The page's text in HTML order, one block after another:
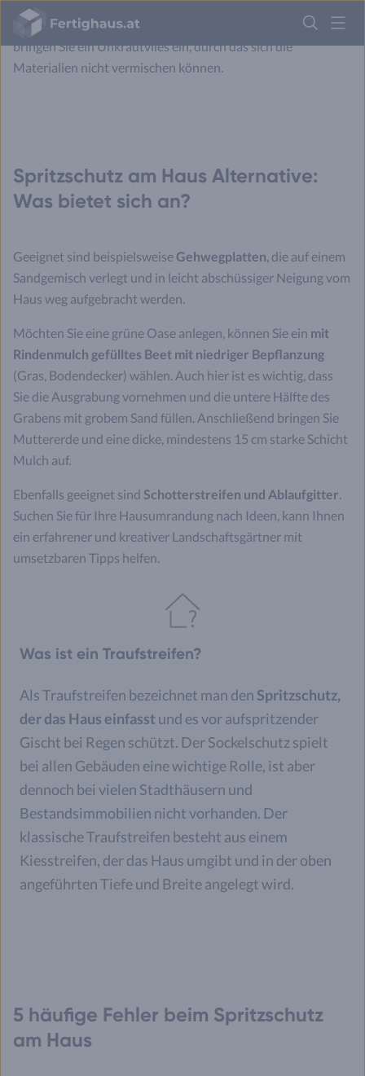
Fertighaus
Logo
Anmelden
halber Höhe mit grobem Sand auf, ehe Sie eine 40 cm dicke
Kiesschicht auftragen. Zwischen den beiden Schichten
bringen Sie ein Unkrautvlies ein, durch das sich die
Materialien nicht vermischen können.
Spritzschutz am Haus Alternative:
Was bietet sich an?
Geeignet sind beispielsweise Gehwegplatten, die auf einem
Sandgemisch verlegt und in leicht abschüssiger Neigung vom
Haus weg aufgebracht werden.
Möchten Sie eine grüne Oase anlegen, können Sie ein mit
Rindenmulch gefülltes Beet mit niedriger Bepflanzung
(Gras, Bodendecker) wählen. Auch hier ist es wichtig, dass
Sie die Ausgrabung vornehmen und die untere Hälfte des
Grabens mit grobem Sand füllen. Anschließend bringen Sie
Muttererde und eine dicke, mindestens 15 cm starke Schicht
Mulch auf.
Ebenfalls geeignet sind Schotterstreifen und Ablaufgitter.
Suchen Sie für Ihre Hausumrandung nach Ideen, kann Ihnen
ein erfahrener und kreativer Landschaftsgärtner mit
umsetzbaren Tipps helfen.
Was ist ein Traufstreifen?
Als Traufstreifen bezeichnet man den Spritzschutz,
der das Haus einfasst und es vor aufspritzender
Gischt bei Regen schützt. Der Sockelschutz spielt
bei allen Gebäuden eine wichtige Rolle, ist aber
dennoch bei vielen Stadthäusern und
Bestandsimmobilien nicht vorhanden. Der
klassische Traufstreifen besteht aus einem
Kiesstreifen, der das Haus umgibt und in der oben
angeführten Tiefe und Breite angelegt wird.
5 häufige Fehler beim Spritzschutz
am Haus